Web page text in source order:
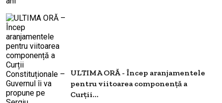
ULTIMA ORĂ - Încep aranjamentele
pentru viitoarea componență a
Curții...